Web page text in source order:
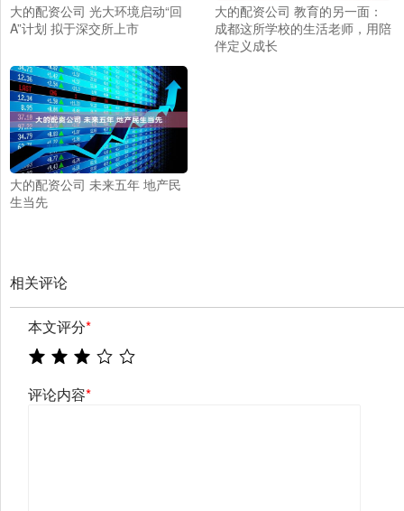
大的配资公司 光大环境启动“回
A”计划 拟于深交所上市
大的配资公司 教育的另一面：
成都这所学校的生活老师，用陪
伴定义成长
大的配资公司 未来五年 地产民
生当先
相关评论
本文评分*
评论内容*